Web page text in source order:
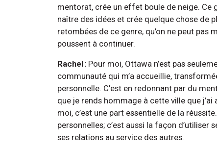
mentorat, crée un effet boule de neige. Ce
naître des idées et crée quelque chose de
retombées de ce genre, qu’on ne peut pas
poussent à continuer.
Rachel : Pour moi, Ottawa n’est pas
communauté qui m’a accueillie,
personnelle. C’est en redonnant par du
que je rends hommage à cette ville que
moi, c’est une part essentielle de la
personnelles; c’est aussi la façon d’utiliser
ses relations au service des autres.